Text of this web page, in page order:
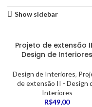
Show sidebar
Projeto de extensão
Design de Interiores
Design de Interiores,
de extensão II - Design
Interiores
R$49,00